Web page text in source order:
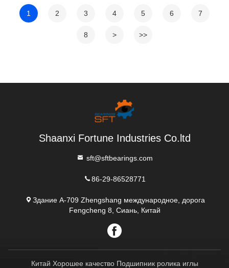
1 2 3 4 5 6 7
8 > >>
Shaanxi Fortune Industries Co.ltd
sft@sftbearings.com
86-29-86528771
Здание A-709 Zhengshang международное, дорога
Fengcheng 8, Сиань, Китай
Китай Хорошее качество Подшипник ролика иглы